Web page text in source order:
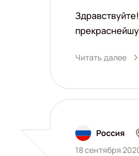
Читать далее
Россия
18 сентября